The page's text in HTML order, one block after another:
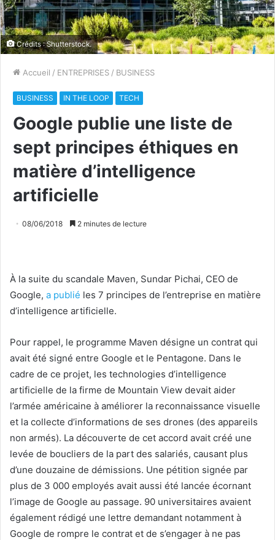
Crédits : Shutterstock.
Accueil / ENTREPRISES / BUSINESS
BUSINESS IN THE LOOP TECH
Google publie une liste de
sept principes éthiques en
matière d’intelligence
artificielle
08/06/2018 2 minutes de lecture
À la suite du scandale Maven, Sundar Pichai, CEO de
Google, a publié les 7 principes de l’entreprise en matière
d’intelligence artificielle.
Pour rappel, le programme Maven désigne un contrat qui
avait été signé entre Google et le Pentagone. Dans le
cadre de ce projet, les technologies d’intelligence
artificielle de la firme de Mountain View devait aider
l’armée américaine à améliorer la reconnaissance visuelle
et la collecte d’informations de ses drones (des appareils
non armés). La découverte de cet accord avait créé une
levée de boucliers de la part des salariés, causant plus
d’une douzaine de démissions. Une pétition signée par
plus de 3 000 employés avait aussi été lancée écornant
l’image de Google au passage. 90 universitaires avaient
également rédigé une lettre demandant notamment à
Google de rompre le contrat et de s’engager à ne pas